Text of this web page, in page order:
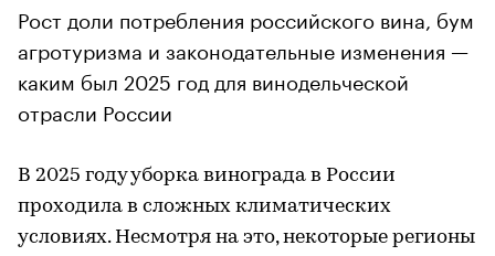
Рост доли потребления российского вина, бум
агротуризма и законодательные изменения —
каким был 2025 год для винодельческой
отрасли России
В 2025 году уборка винограда в России
проходила в сложных климатических
условиях. Несмотря на это, некоторые регионы